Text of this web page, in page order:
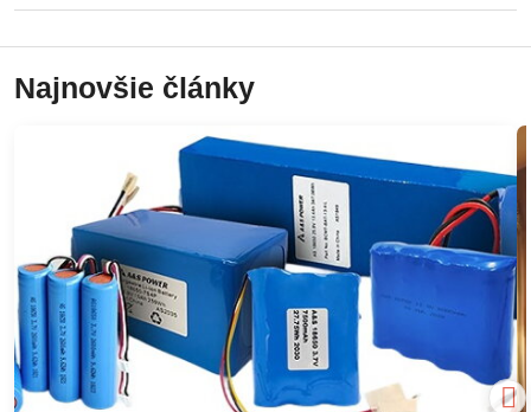
Najnovšie články